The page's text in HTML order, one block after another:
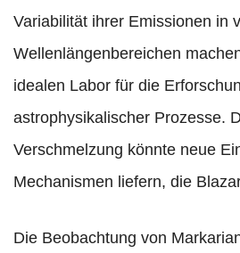
Variabilität ihrer Emissionen in
Wellenlängenbereichen
idealen Labor für die
astrophysikalischer Prozesse.
Verschmelzung könnte neue
Mechanismen liefern, die
Die Beobachtung von